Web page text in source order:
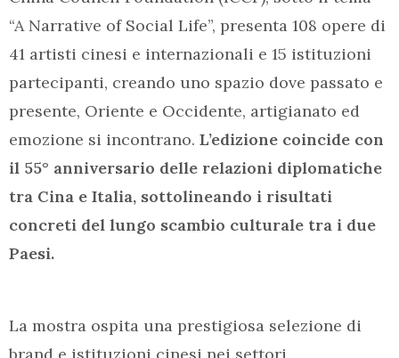
“A Narrative of Social Life”, presenta 108 opere di
41 artisti cinesi e internazionali e 15 istituzioni
partecipanti, creando uno spazio dove passato e
presente, Oriente e Occidente, artigianato ed
emozione si incontrano. L’edizione coincide con
il 55° anniversario delle relazioni diplomatiche
tra Cina e Italia, sottolineando i risultati
concreti del lungo scambio culturale tra i due
Paesi.
La mostra ospita una prestigiosa selezione di